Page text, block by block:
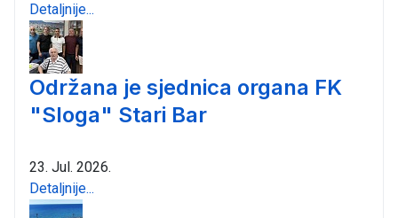
Detaljnije...
Održana je sjednica organa FK
"Sloga" Stari Bar
23. Jul. 2026.
Detaljnije...